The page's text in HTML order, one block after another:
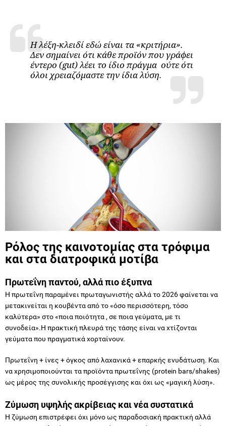
Δεν σημαίνει ότι κάθε προϊόν που γράφει
έντερο (gut) λέει το ίδιο πράγμα ούτε ότι
όλοι χρειαζόμαστε την ίδια λύση.
Ρόλος της καινοτομίας στα τρόφιμα
και στα διατροφικά μοτίβα
Πρωτεΐνη παντού, αλλά πιο έξυπνα
Η πρωτεΐνη παραμένει πρωταγωνιστής αλλά το 2026 φαίνεται να
καλύτερα» στο «ποια ποιότητα , σε ποια γεύματα, με τι
συνοδεία».Η πρακτική πλευρά της τάσης είναι να χτίζονται
γεύματα που πραγματικά χορταίνουν.
Πρωτεΐνη + ίνες + όγκος από λαχανικά + επαρκής ενυδάτωση. Και
να χρησιμοποιούνται τα προϊόντα πρωτεΐνης (protein bars/shakes)
Ζύμωση υψηλής ακρίβειας και νέα συστατικά
Η ζύμωση επιστρέφει όχι μόνο ως παραδοσιακή πρακτική αλλά
λειτουργικότητα. Ο καταναλωτής θα το δει ως νέες πρωτεΐνες
ως συστατικά σε plant-based προϊόντα, βελτιωμένη γεύση υφή και